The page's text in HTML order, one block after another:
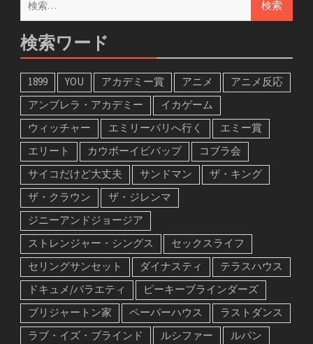
索:
検索ワード
1899 YOU アカデミー賞 アニメ
アニメ反応
アンブレラ・アカデミー
イカゲーム
ウィッチャー
エミリーパリへ行く
エミー賞
エリート
カウボーイビバップ
コブラ会
サイコだけど大丈夫
サンドマン
ザ・キング
ザ・クラウン
ザ・ジレンマ
ジニーアンドジョージア
ストレンジャー・シングス
セックスライフ
セリングサンセット
ダイナスティ
テラスハウス
ドキュメ/バラエティ
ピーキーブラインダーズ
ブリジャートン家
ペーパーハウス
ラストダンス
ラブ・イズ・ブラインド
ルシファー
ルパン